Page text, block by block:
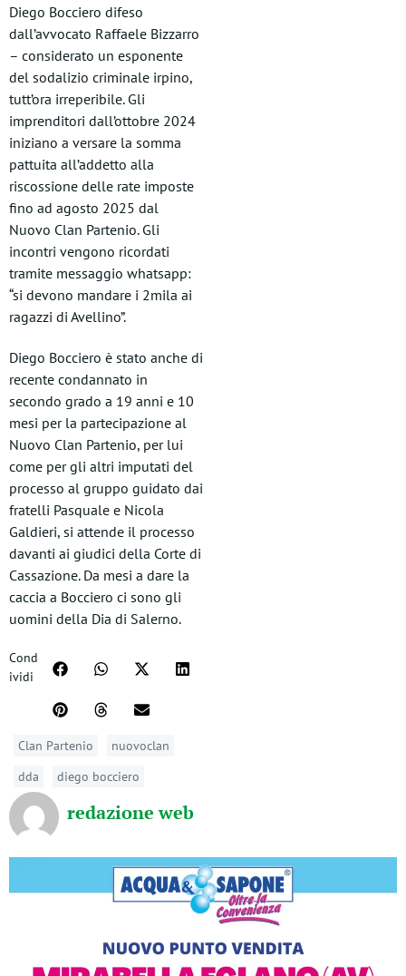
Diego Bocciero difeso
dall’avvocato Raffaele Bizzarro
– considerato un esponente
del sodalizio criminale irpino,
tutt’ora irreperibile. Gli
imprenditori dall’ottobre 2024
iniziano a versare la somma
pattuita all’addetto alla
riscossione delle rate imposte
fino ad agosto 2025 dal
Nuovo Clan Partenio. Gli
incontri vengono ricordati
tramite messaggio whatsapp:
“si devono mandare i 2mila ai
ragazzi di Avellino”.
Diego Bocciero è stato anche di
recente condannato in
secondo grado a 19 anni e 10
mesi per la partecipazione al
Nuovo Clan Partenio, per lui
come per gli altri imputati del
processo al gruppo guidato dai
fratelli Pasquale e Nicola
Galdieri, si attende il processo
davanti ai giudici della Corte di
Cassazione. Da mesi a dare la
caccia a Bocciero ci sono gli
uomini della Dia di Salerno.
Cond
ividi
Clan Partenio
nuovoclan
dda
diego bocciero
redazione web